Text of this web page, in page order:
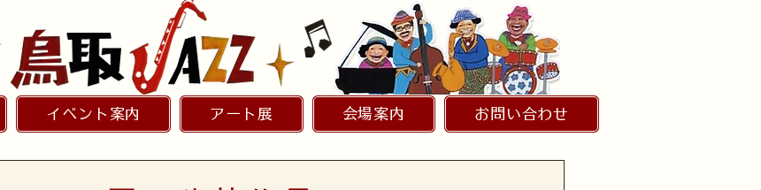
イベント案内 アート展 会場案内 お問い合わせ